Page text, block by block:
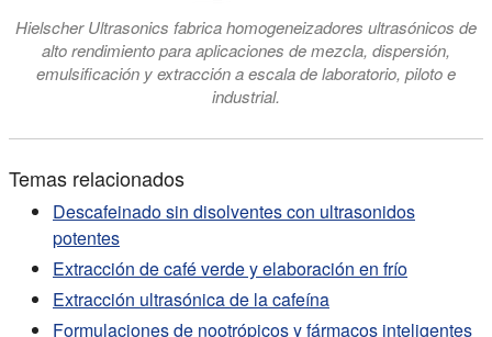
Hielscher Ultrasonics fabrica homogeneizadores ultrasónicos de
alto rendimiento para aplicaciones de mezcla, dispersión,
emulsificación y extracción a escala de laboratorio, piloto e
industrial.
Temas relacionados
Descafeinado sin disolventes con ultrasonidos
potentes
Extracción de café verde y elaboración en frío
Extracción ultrasónica de la cafeína
Formulaciones de nootrópicos y fármacos inteligentes